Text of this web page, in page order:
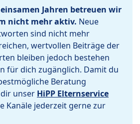
Jahren betreuen wir
nicht mehr aktiv. Neue
sind nicht mehr
wertvollen Beiträge der
bleiben jedoch bestehen
für dich zugänglich. Damit du
Beratung
unser HiPP Elternservice
Kanäle jederzeit gerne zur